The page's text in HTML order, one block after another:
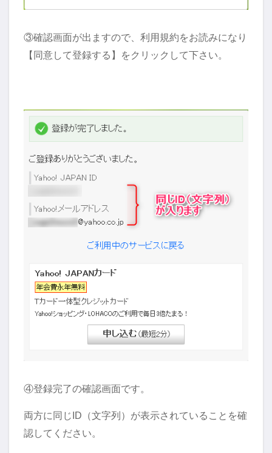
③確認画面が出ますので、利用規約をお読みになり
【同意して登録する】をクリックして下さい。
④登録完了の確認画面です。
両方に同じID（文字列）が表示されていることを確
認してください。